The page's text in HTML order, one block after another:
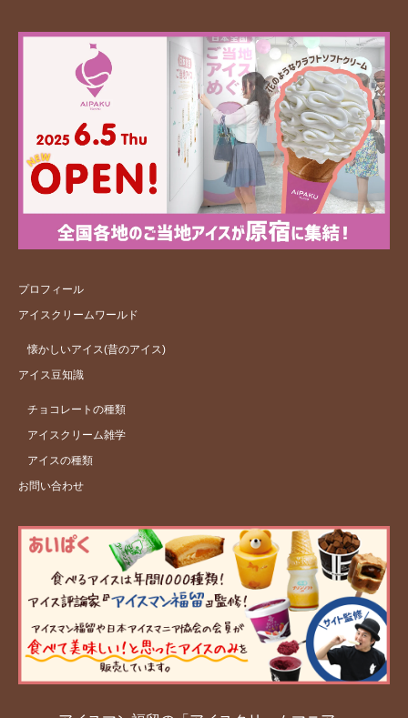
プロフィール
アイスクリームワールド
懐かしいアイス(昔のアイス)
アイス豆知識
チョコレートの種類
アイスクリーム雑学
アイスの種類
お問い合わせ